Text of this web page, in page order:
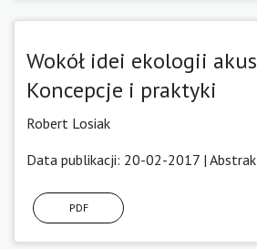
Wokół idei ekologii
Koncepcje i praktyki
Robert Losiak
Data publikacji: 20-02-2017 |
PDF